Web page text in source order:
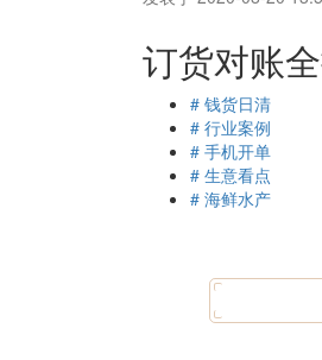
订货对账
# 钱货日清
# 行业案例
# 手机开单
# 生意看点
# 海鲜水产